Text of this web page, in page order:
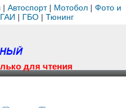
| Автоспорт| Мотобол | Фото и
| ГБО| Тюнинг
для чтения